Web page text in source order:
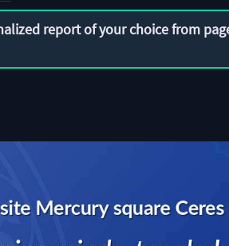
report of your choice from